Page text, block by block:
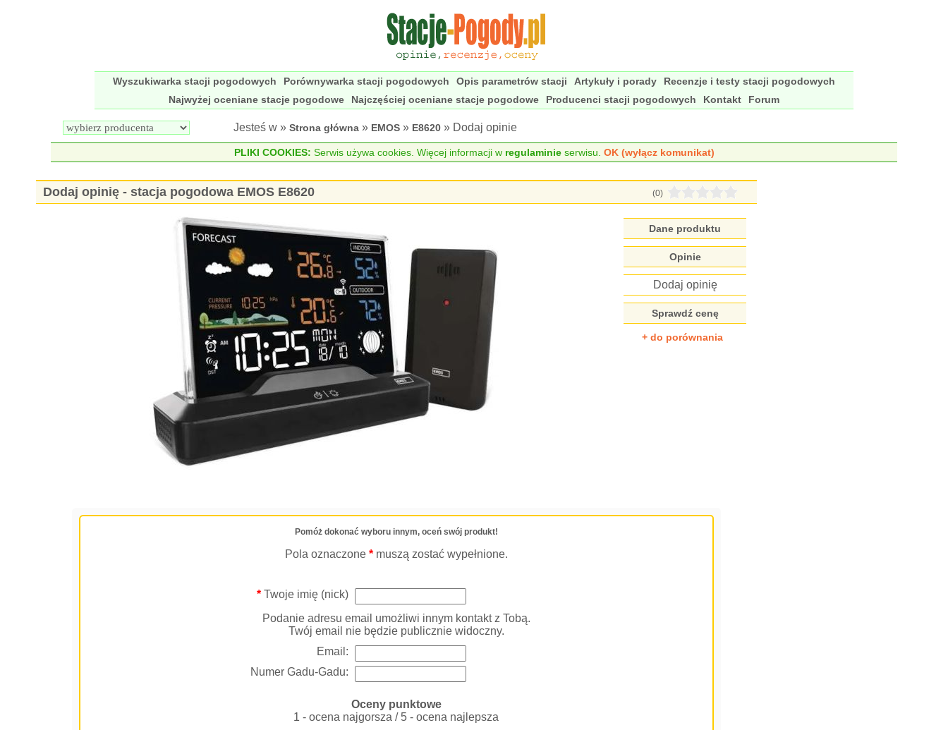
Wyszukiwarka stacji pogodowych Porównywarka stacji pogodowych Opis parametrów stacji Artykuły i porady
Recenzje i testy stacji pogodowych
Najwyżej oceniane stacje pogodowe
Najczęściej oceniane stacje pogodowe Producenci stacji pogodowych Kontakt Forum
Jesteś w » Strona główna » EMOS » E8620 » Dodaj opinie
PLIKI COOKIES: Serwis używa cookies. Więcej informacji w regulaminieserwisu. OK (wyłącz komunikat)
Dodaj opinię - stacja pogodowa EMOS E8620 (0)
Dane produktu
Opinie
Dodaj opinię
Sprawdź cenę
+ do porównania
Pomóż dokonać wyboru innym, oceń swój produkt!
Pola oznaczone *muszą zostać wypełnione.
*Twoje imię (nick)
Podanie adresu email umożliwi innym kontakt z Tobą.
Twój email nie będzie publicznie widoczny.
Email:
Numer Gadu-Gadu:
Oceny punktowe
1 - ocena najgorsza / 5 - ocena najlepsza